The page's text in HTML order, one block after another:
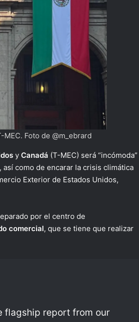
Foto de @m_ebrard
y Canadá (T-MEC) será “incómoda”
como de encarar la crisis climática
Exterior de Estados Unidos,
por el centro de
comercial, que se tiene que realizar
flagship report from our